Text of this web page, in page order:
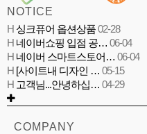
NOTICE
H 싱크퓨어 옵션상품02-28
H 네이버쇼핑 입점 공… 06-04
H 네이버 스마트스토어… 06-04
H [사이트내 디자인 … 05-15
H 고객님...안녕하십… 04-29
COMPANY